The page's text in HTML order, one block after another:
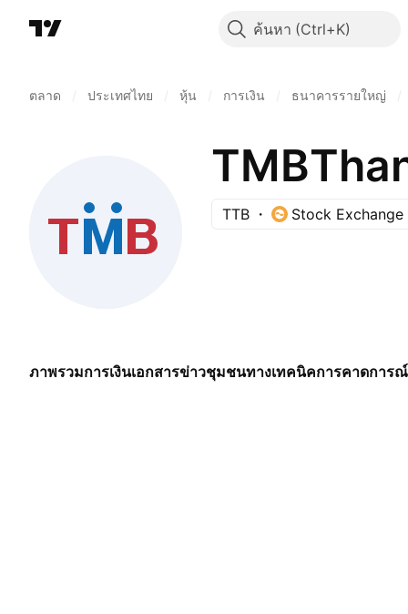
ค้นหา
ตลาด ประเทศไทย หุ้น การเงิน ธนาคารรายใหญ่
TTB Stock
ภาพรวมการเงินเอกสารข่าวชุมชนทางเทคนิคการคาดการณ์